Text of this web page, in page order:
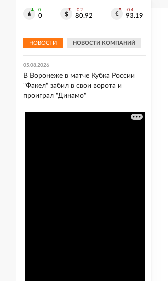
0
0
-0.2
80.92
-0.4
93.19
НОВОСТИ НОВОСТИ КОМПАНИЙ
05.08.2026
Воронеже
05.08.2026
В Воронеже в матче Кубка России
"Факел" забил в свои ворота и
проиграл "Динамо"